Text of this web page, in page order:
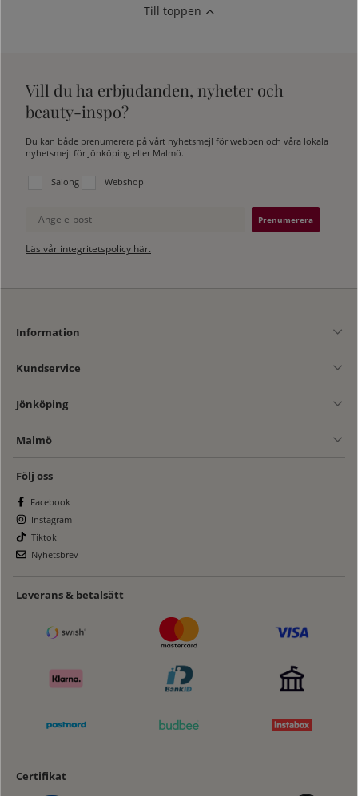
Till toppen
Vill du ha erbjudanden, nyheter och
beauty-inspo?
Du kan både prenumerera på vårt nyhetsmejl för webben och våra lokala
nyhetsmejl för Jönköping eller Malmö.
Välj vilken lista du vill prenumerera på:
Salong Webshop
Ange e-post
Läs vår integritetspolicy här.
Information
Kundservice
Jönköping
Malmö
Följ oss
Facebook
Instagram
Tiktok
Nyhetsbrev
Leverans & betalsätt
Certifikat